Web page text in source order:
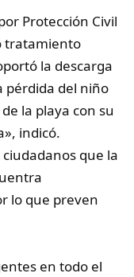
Protección Civil
tratamiento
la descarga
pérdida del niño
la playa con su
indicó.
que la
lo que preven
en todo el